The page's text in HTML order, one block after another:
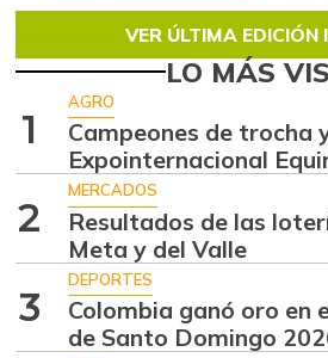
VER ÚLTIMA EDICIÓN
LO MÁS
1
AGRO
Campeones de trocha
Expointernacional
2
MERCADOS
Resultados de las
Meta y del Valle
3
DEPORTES
Colombia ganó oro en
de Santo Domingo